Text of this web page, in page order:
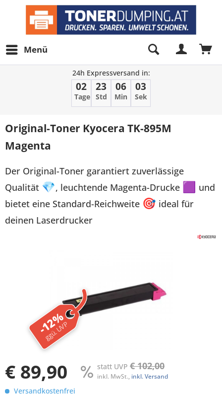
Menü
24h Expressversand in:
02
Tage
23
Std
06
Min
03
Sek
Original-Toner Kyocera TK-895M
Magenta
Der Original-Toner garantiert zuverlässige
Qualität 💎, leuchtende Magenta-Drucke 🟪
und
bietet eine Standard-Reichweite 🎯 ideal für
deinen Laserdrucker
-12%
ggü. UVP
€ 89,90 statt UVP € 102,00
inkl. MwSt., inkl. Versand
Versandkostenfrei